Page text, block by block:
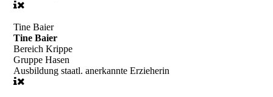
Tine Baier
Tine Baier
BereichKrippe
GruppeHasen
Ausbildungstaatl. anerkannte Erzieherin